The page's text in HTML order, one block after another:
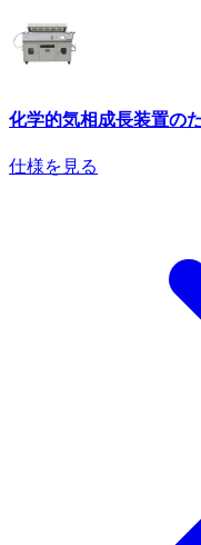
化学的気相成長装置の
仕様を見る